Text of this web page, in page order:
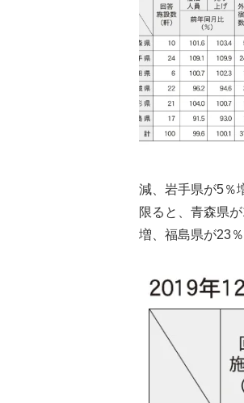
減、岩手県が5％
限ると、青森県
増、福島県が23％